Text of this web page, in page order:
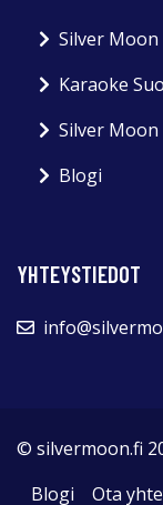
Silver Moon
Karaoke
Silver
Blogi
YHTEYSTIEDOT
© silvermoon.fi
Blogi
Ota